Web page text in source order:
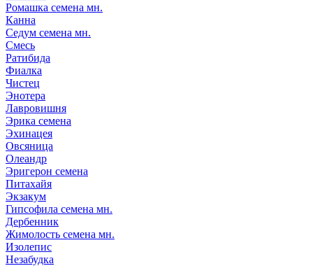
Ромашка семена мн.
Канна
Седум семена мн.
Смесь
Ратибида
Фиалка
Чистец
Энотера
Лавровишня
Эрика семена
Эхинацея
Овсяница
Олеандр
Эригерон семена
Питахайя
Экзакум
Гипсофила семена мн.
Дербенник
Жимолость семена мн.
Изолепис
Незабудка